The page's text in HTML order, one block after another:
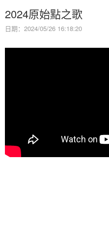
2024原始點之歌
日期：2024/05/26 16:18:20